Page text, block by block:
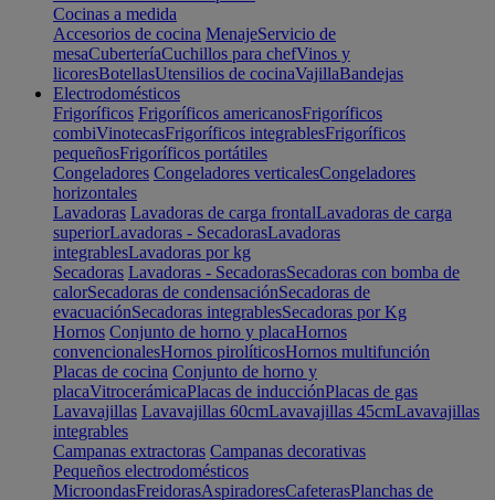
Cocinas a medida
Accesorios de cocina MenajeServicio de
mesaCuberteríaCuchillos para chefVinos y
licoresBotellasUtensilios de cocinaVajillaBandejas
Electrodomésticos
Frigoríficos Frigoríficos americanosFrigoríficos
combiVinotecasFrigoríficos integrablesFrigoríficos
pequeñosFrigoríficos portátiles
Congeladores Congeladores verticalesCongeladores
horizontales
Lavadoras Lavadoras de carga frontalLavadoras de carga
superiorLavadoras - SecadorasLavadoras
integrablesLavadoras por kg
Secadoras Lavadoras - SecadorasSecadoras con bomba de
calorSecadoras de condensaciónSecadoras de
evacuaciónSecadoras integrablesSecadoras por Kg
Hornos Conjunto de horno y placaHornos
convencionalesHornos pirolíticosHornos multifunción
Placas de cocina Conjunto de horno y
placaVitrocerámicaPlacas de inducciónPlacas de gas
Lavavajillas Lavavajillas 60cmLavavajillas 45cmLavavajillas
integrables
Campanas extractoras Campanas decorativas
Pequeños electrodomésticos
MicroondasFreidorasAspiradoresCafeterasPlanchas de